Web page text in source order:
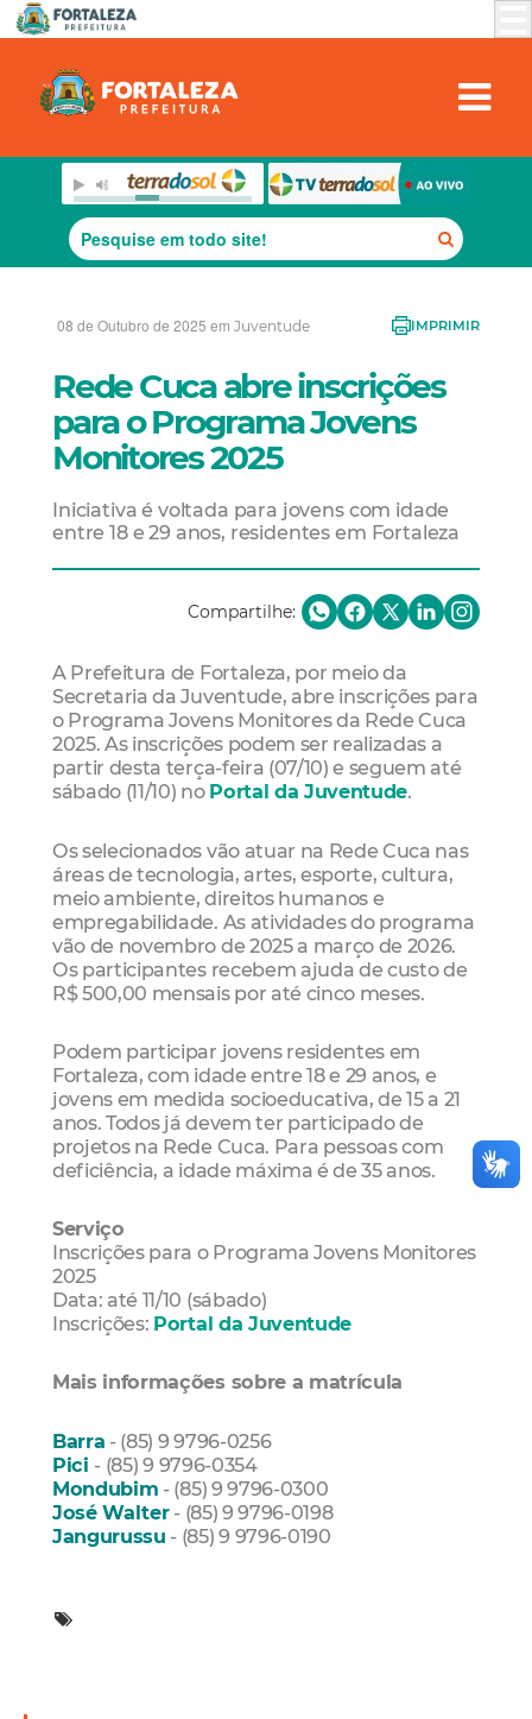
08 de Outubro de 2025 em Juventude IMPRIMIR
Rede Cuca abre inscrições
para o Programa Jovens
Monitores 2025
Iniciativa é voltada para jovens com idade
entre 18 e 29 anos, residentes em Fortaleza
Compartilhe:
A Prefeitura de Fortaleza, por meio da
Secretaria da Juventude, abre inscrições para
o Programa Jovens Monitores da Rede Cuca
2025. As inscrições podem ser realizadas a
partir desta terça-feira (07/10) e seguem até
sábado (11/10) no Portal da Juventude.
Os selecionados vão atuar na Rede Cuca nas
áreas de tecnologia, artes, esporte, cultura,
meio ambiente, direitos humanos e
empregabilidade. As atividades do programa
vão de novembro de 2025 a março de 2026.
Os participantes recebem ajuda de custo de
R$ 500,00 mensais por até cinco meses.
Podem participar jovens residentes em
Fortaleza, com idade entre 18 e 29 anos, e
jovens em medida socioeducativa, de 15 a 21
anos. Todos já devem ter participado de
projetos na Rede Cuca. Para pessoas com
deficiência, a idade máxima é de 35 anos.
Serviço
Inscrições para o Programa Jovens Monitores
2025
Data: até 11/10 (sábado)
Inscrições: Portal da Juventude
Mais informações sobre a matrícula
Barra - (85) 9 9796-0256
Pici - (85) 9 9796-0354
Mondubim - (85) 9 9796-0300
José Walter- (85) 9 9796-0198
Jangurussu - (85) 9 9796-0190